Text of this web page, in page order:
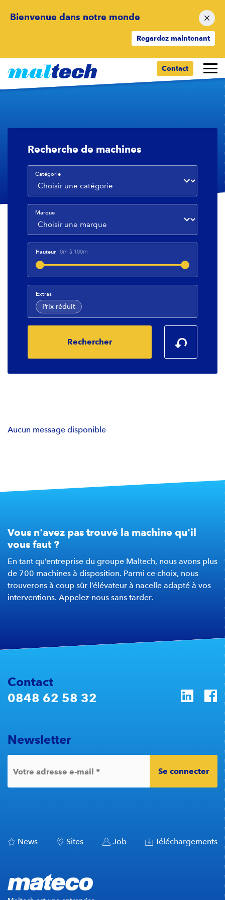
Bienvenue dans notre monde
Regardez maintenant
Contact
Votre sélection d'appareils
Recherche de machines
Catégorie
Marque
Hauteur 0m à 100m
Extras
Prix réduit
Rechercher
Aucun message disponible
Vous n'avez pas trouvé la machine qu'il
vous faut ?
En tant qu’entreprise du groupe Maltech, nous avons plus
de 700 machines à disposition. Parmi ce choix, nous
trouverons à coup sûr l’élévateur à nacelle adapté à vos
interventions. Appelez-nous sans tarder.
Contact
0848 62 58 32
Newsletter
Votre adresse e-mail * Se connecter
News Sites Job Téléchargements